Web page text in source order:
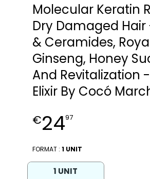
Molecular Keratin
Dry Damaged Hair
& Ceramides,
Ginseng, Honey
And Revitalization
Elixir By Cocó
€2497
FORMAT : 1 UNIT
1 UNIT